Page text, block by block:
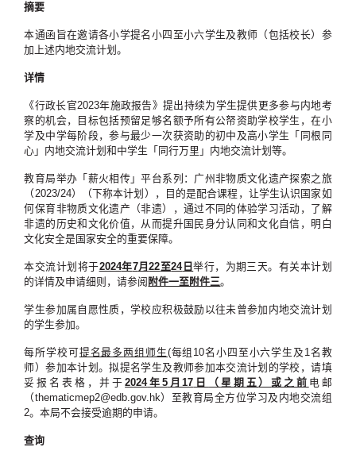
摘要
本通函旨在邀请各小学提名小四至小六学生及教师（包括校长）参
加上述内地交流计划。
详情
《行政长官2023年施政报告》提出持续为学生提供更多参与内地考
察的机会，目标包括预留足够名额予所有公帑资助学校学生，在小
学及中学每阶段，参与最少一次获资助的初中及高小学生「同根同
心」内地交流计划和中学生「同行万里」内地交流计划等。
教育局举办「薪火相传」平台系列：广州非物质文化遗产探索之旅
（2023/24）（下称本计划），目的是配合课程，让学生认识国家如
何保育非物质文化遗产（非遗），通过不同的体验学习活动，了解
非遗的历史和文化价值，从而提升国民身分认同和文化自信，明白
文化安全是国家安全的重要保障。
本交流计划将于2024年7月22至24日举行，为期三天。有关本计划
的详情及申请细则，请参阅 附件一至附件三。
学生参加属自愿性质，学校应积极鼓励以往未曾参加内地交流计划
的学生参加。
每所学校可提名最多两组师生(每组10名小四至小六学生及1名教
师）参加本计划。拟提名学生及教师参加本交流计划的学校，请填
妥报名表格，并于2024年5月17 日 （ 星期 五 ）或之前 电邮
（thematicmep2@edb.gov.hk）至教育局全方位学习及内地交流组
2。本局不会接受逾期的申请。
查询